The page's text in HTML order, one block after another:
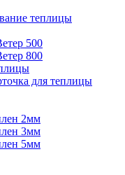
теплицы
500
800
для теплицы
2мм
3мм
5мм